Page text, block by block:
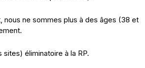
nous ne sommes plus à des âges (38 et
sites) éliminatoire à la RP.